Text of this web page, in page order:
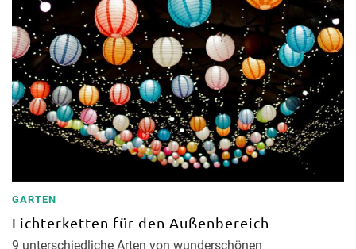
GARTEN
Lichterketten für den Außenbereich
9 unterschiedliche Arten von wunderschönen